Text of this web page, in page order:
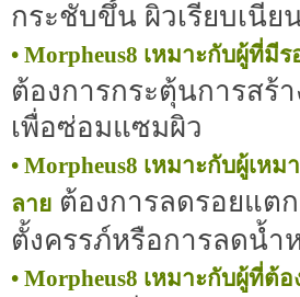
กระชับขึ้น ผิวเรียบเนีย
• Morpheus8 เหมาะกับผู้ที่มี
ต้องการกระตุ้นการสร้
เพื่อซ่อมแซมผิว
• Morpheus8 เหมาะกับผู้เห
ลาย ต้องการลดรอยแต
ตั้งครรภ์หรือการลดน้ำ
• Morpheus8 เหมาะกับผู้ที่ต้